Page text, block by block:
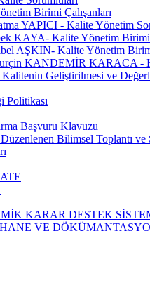
Birimi Çalışanları
YAPICI - Kalite Yönetim
KAYA- Kalite Yönetim Birimi
AŞKIN- Kalite Yönetim
KANDEMİR KARACA -
Kalitenin Geliştirilmesi ve
Politikası
Başvuru Klavuzu
Bilimsel Toplantı ve
KARAR DESTEK
VE